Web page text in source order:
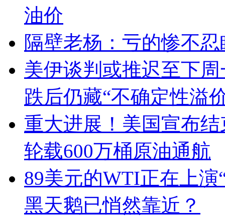
油价
隔壁老杨：亏的惨不
美伊谈判或推迟至下
跌后仍藏“不确定性溢
重大进展！美国宣布
轮载600万桶原油通航
89美元的WTI正在上
黑天鹅已悄然靠近？